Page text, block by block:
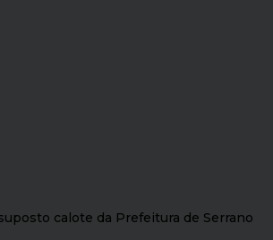
calote da Prefeitura de Serrano